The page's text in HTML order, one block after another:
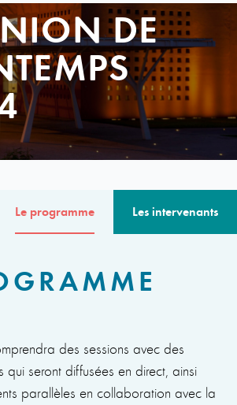
DE
Le programme Les intervenants
des sessions avec des
qui seront diffusées en direct, ainsi
parallèles en collaboration avec la